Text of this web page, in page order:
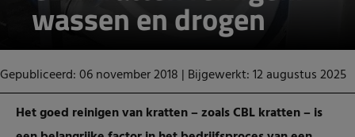
wassen en drogen
Gepubliceerd: 06 november 2018 | Bijgewerkt: 12 augustus 2025
Het goed reinigen van kratten – zoals CBL kratten – is